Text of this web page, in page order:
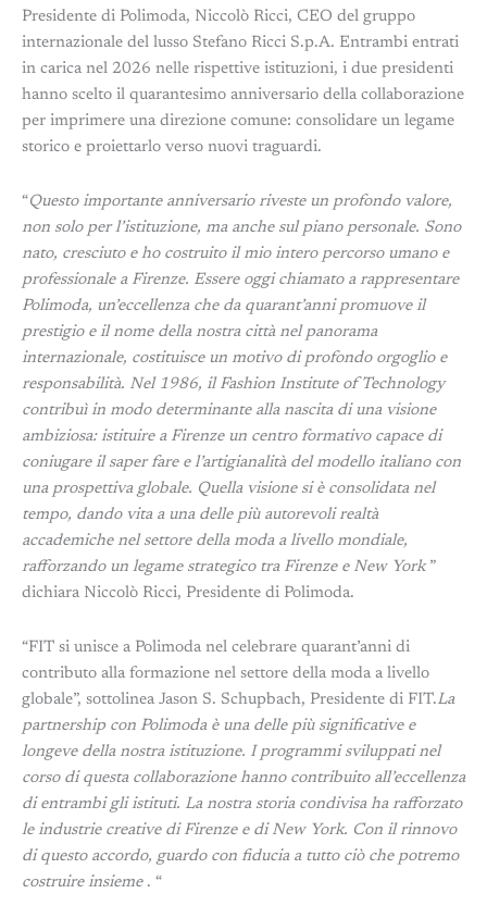
Presidente di Polimoda, Niccolò Ricci, CEO del gruppo
internazionale del lusso Stefano Ricci S.p.A. Entrambi entrati
in carica nel 2026 nelle rispettive istituzioni, i due presidenti
hanno scelto il quarantesimo anniversario della collaborazione
per imprimere una direzione comune: consolidare un legame
storico e proiettarlo verso nuovi traguardi.
“Questo importante anniversario riveste un profondo valore,
non solo per l’istituzione, ma anche sul piano personale. Sono
nato, cresciuto e ho costruito il mio intero percorso umano e
professionale a Firenze. Essere oggi chiamato a rappresentare
Polimoda, un’eccellenza che da quarant’anni promuove il
prestigio e il nome della nostra città nel panorama
internazionale, costituisce un motivo di profondo orgoglio e
responsabilità. Nel 1986, il Fashion Institute of Technology
contribuì in modo determinante alla nascita di una visione
ambiziosa: istituire a Firenze un centro formativo capace di
coniugare il saper fare e l’artigianalità del modello italiano con
una prospettiva globale. Quella visione si è consolidata nel
tempo, dando vita a una delle più autorevoli realtà
accademiche nel settore della moda a livello mondiale,
rafforzando un legame strategico tra Firenze e New York ”
dichiara Niccolò Ricci, Presidente di Polimoda.
“FIT si unisce a Polimoda nel celebrare quarant’anni di
contributo alla formazione nel settore della moda a livello
globale”, sottolinea Jason S. Schupbach, Presidente di FIT.La
partnership con Polimoda è una delle più significative e
longeve della nostra istituzione. I programmi sviluppati nel
corso di questa collaborazione hanno contribuito all’eccellenza
di entrambi gli istituti. La nostra storia condivisa ha rafforzato
le industrie creative di Firenze e di New York. Con il rinnovo
di questo accordo, guardo con fiducia a tutto ciò che potremo
costruire insieme . “